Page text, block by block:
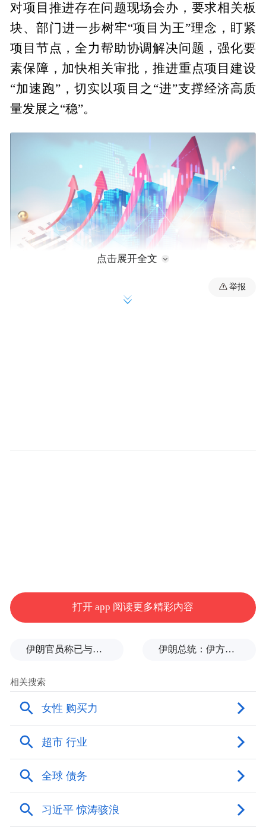
对项目推进存在问题现场会办，要求相关板
块、部门进一步树牢“项目为王”理念，盯紧
项目节点，全力帮助协调解决问题，强化要
素保障，加快相关审批，推进重点项目建设
“加速跑”，切实以项目之“进”支撑经济高质
量发展之“稳”。
来减少碳排放，推进产业结构优化升级。
目，经四路道路工程、汇融西侧道路工程等
基础设施项目，格物智能汽车研发测试基地
项目，瑞博CDMO原料药基地项目以及常熟
点击展开全文
举报
打开 app 阅读更多精彩内容
伊朗官员称已与阿曼就霍尔木兹海峡通行问题明确总体框架 伊朗总统：伊方未在涉谅解备忘录的谈判中作任何让步